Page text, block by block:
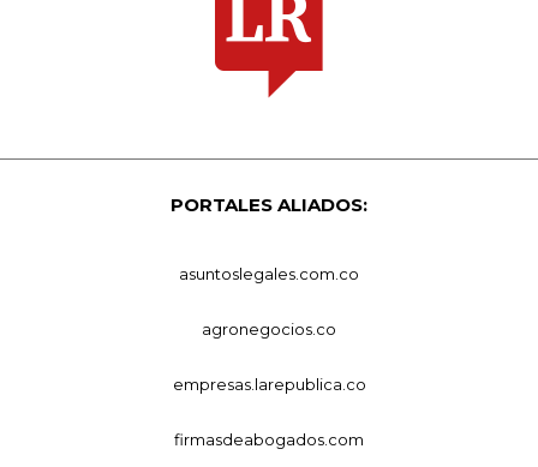
PORTALES ALIADOS:
asuntoslegales.com.co
agronegocios.co
empresas.larepublica.co
firmasdeabogados.com